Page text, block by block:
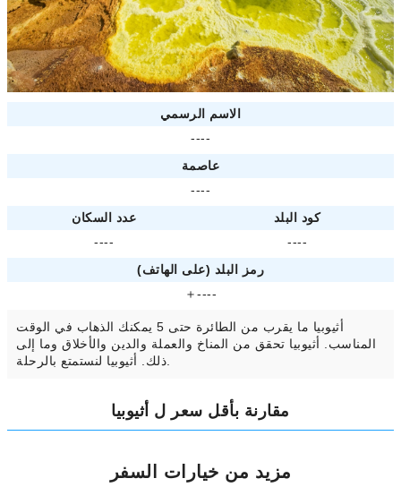
الاسم الرسمي
----
عاصمة
----
عدد السكان
كود البلد
----
----
رمز البلد (على الهاتف)
＋----
أثيوبيا ما يقرب من الطائرة حتى 5 يمكنك الذهاب في الوقت
المناسب. أثيوبيا تحقق من المناخ والعملة والدين والأخلاق وما إلى
ذلك. أثيوبيا لنستمتع بالرحلة.
مقارنة بأقل سعر ل أثيوبيا
مزيد من خيارات السفر